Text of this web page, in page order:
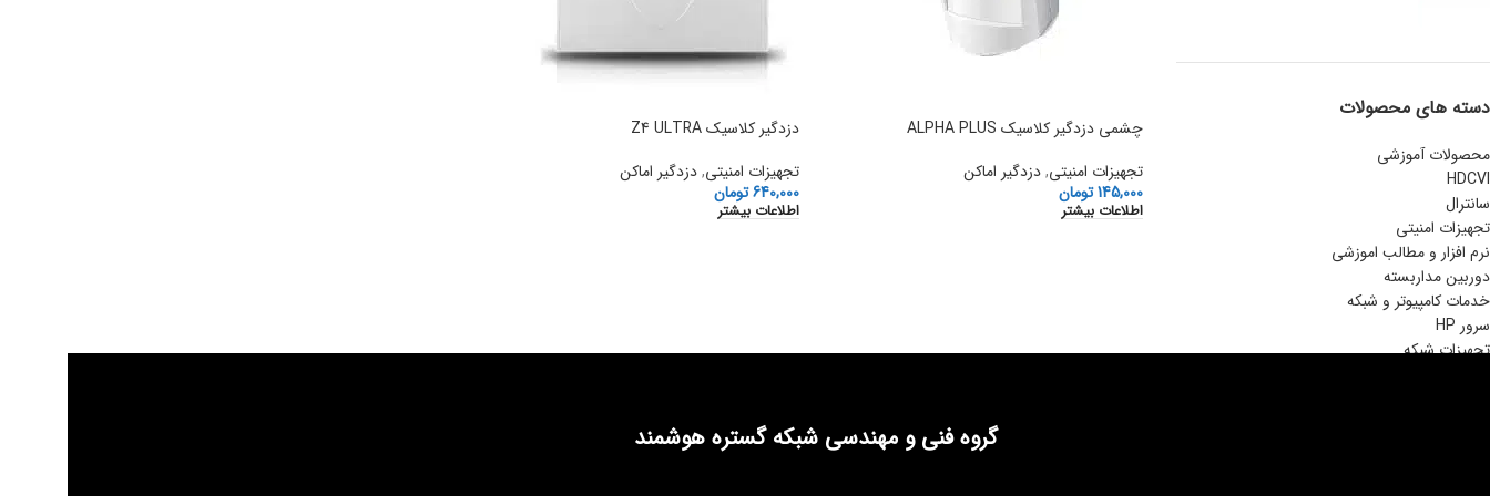
دسته های محصولات
محصولات آموزشی
HDCVI
سانترال
تجهیزات امنیتی
نرم افزار و مطالب اموزشی
دوربین مداربسته
خدمات کامپیوتر و شبکه
سرور HP
تجهیزات شبکه
چشمی دزدگیر کلاسیک ALPHA PLUS
تجهیزات امنیتی,دزدگیر اماکن
145,000تومان
اطلاعات بیشتر
دزدگیر کلاسیک Z4 ULTRA
تجهیزات امنیتی,دزدگیر اماکن
640,000تومان
اطلاعات بیشتر
گروه فنی و مهندسی شبکه گستره هوشمند